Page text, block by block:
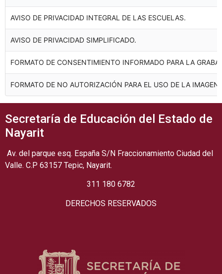
AVISO DE PRIVACIDAD INTEGRAL DE LAS ESCUELAS.
AVISO DE PRIVACIDAD SIMPLIFICADO.
FORMATO DE CONSENTIMIENTO INFORMADO PARA LA
FORMATO DE NO AUTORIZACIÓN PARA EL USO DE LA IMAGEN
Secretaría de Educación del Estado de
Nayarit
Av. del parque esq. España S/N Fraccionamiento Ciudad del
Valle. C.P 63157 Tepic, Nayarit.
311 180 6782
DERECHOS RESERVADOS